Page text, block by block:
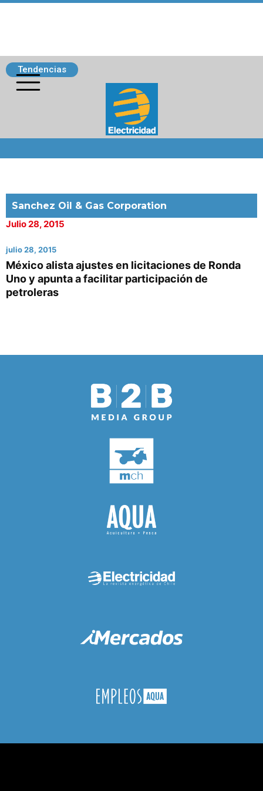
Tendencias
Sanchez Oil & Gas Corporation
Julio 28, 2015
julio 28, 2015
México alista ajustes en licitaciones de Ronda
Uno y apunta a facilitar participación de
petroleras